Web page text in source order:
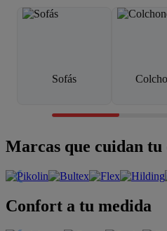
Sofás
Marcas que cuidan tu
Confort a tu medida